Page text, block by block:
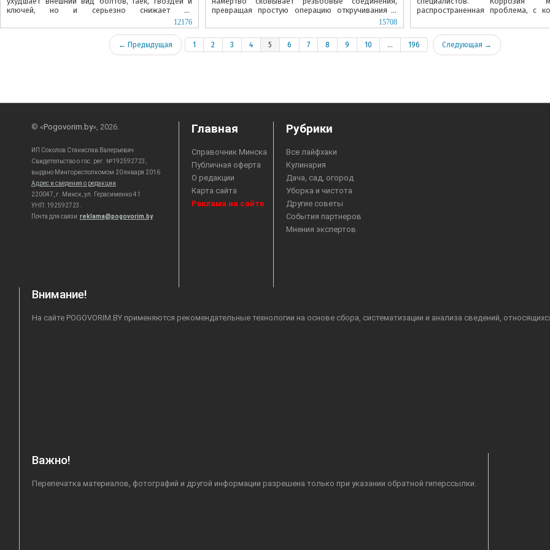
ключей, но и серьезно снижает их
12176
превращая простую операцию откручивания в
настоящее испытание. Популярные магазинные...
15708
распространенная проблема, с
← Предыдущая 1 2 3 4 5 6 7 8 9 10 ... 196 Следующая →
© «Pogovorim.by», 2026.
ИП Соколов Станислав Валерьевич
Свидетельство о гос. рег. №192592723,
выдано Мингорисполкомом 20 января 2016
Адрес и сведения о редакции
220047, г. Минск, ул. Герасименко 41
УНП: 192592723.
Почта для связи:reklama@pogovorim.by
Главная
Справочник Минска
Публичная оферта
О редакции
Карта сайта
Реклама на сайте
Рубрики
Все лайфхаки
Кулинария
Дача, сад, огород
Уборка и чистота
Другие советы
События партнеров
Мнения экспертов
Внимание!
На сайте POGOVORIM.BY применяются рекомендательные технологии на основе сбора, систематизации и анализа сведений,
Важно!
Перепечатка материалов, фотографий и другой информации разрешена только при указании обратной гиперссылки.